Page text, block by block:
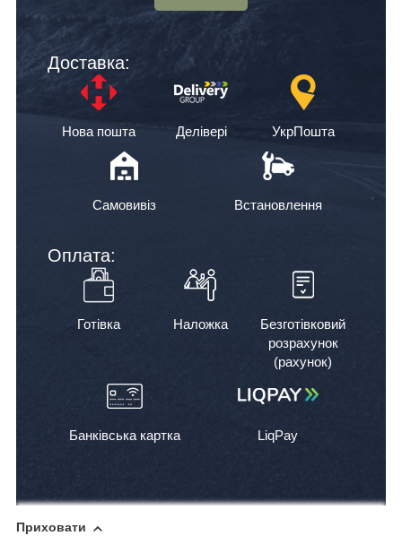
Доставка:
Нова пошта Делівері УкрПошта
Самовивіз Встановлення
Оплата:
Готівка Наложка
Безготівковий
розрахунок
(рахунок)
Банківська картка LiqPay
Приховати